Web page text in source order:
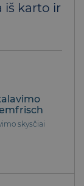
iš karto ir
skysčiai